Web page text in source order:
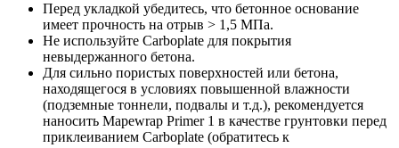
Перед укладкой убедитесь, что бетонное основание
имеет прочность на отрыв ˃ 1,5 МПа.
Не используйте Carboplate для покрытия
невыдержанного бетона.
Для сильно пористых поверхностей или бетона,
находящегося в условиях повышенной влажности
(подземные тоннели, подвалы и т.д.), рекомендуется
наносить Mapewrap Primer 1 в качестве грунтовки перед
приклеиванием Carboplate (обратитесь к